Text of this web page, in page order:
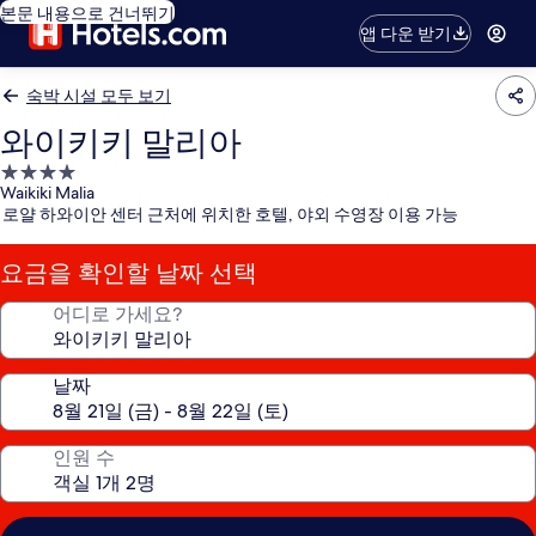
본문 내용으로 건너뛰기
앱 다운 받기
숙박 시설 모두 보기
와이키키 말리아
4.0
성
급
숙
박
시
Waikiki Malia
로얄 하와이안 센터 근처에 위치한 호텔, 야외 수영장 이용 가능
요금을 확인할 날짜 선택
어디로 가세요?
날짜
인원 수